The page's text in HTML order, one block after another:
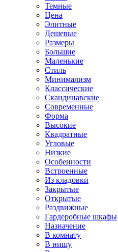
Темные
Цена
Элитные
Дешевые
Размеры
Большие
Маленькие
Стиль
Минимализм
Классические
Скандинавские
Современные
Форма
Высокие
Квадратные
Угловые
Низкие
Особенности
Встроенные
Из кладовки
Закрытые
Открытые
Раздвижные
Гардеробные шкафы
Назначение
В комнату
В нишу